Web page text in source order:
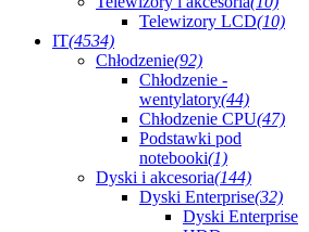
Telewizory LCD(10)
IT(4534)
Chłodzenie(92)
Chłodzenie -
wentylatory(44)
Chłodzenie CPU(47)
Podstawki pod
notebooki(1)
Dyski i akcesoria(144)
Dyski Enterprise(32)
Dyski Enterprise